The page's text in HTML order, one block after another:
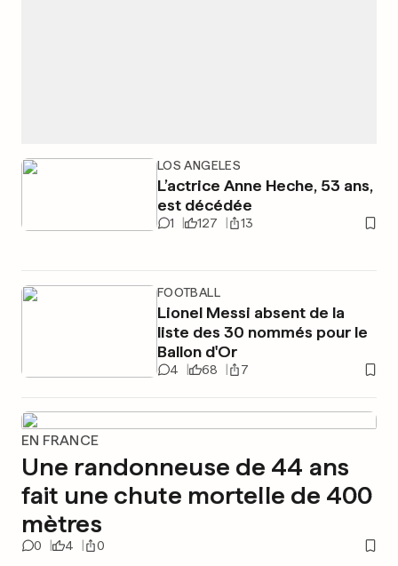
LOS ANGELES
L’actrice Anne Heche, 53 ans,
est décédée
1 127 13
FOOTBALL
Lionel Messi absent de la
liste des 30 nommés pour le
Ballon d'Or
4 68 7
EN FRANCE
Une randonneuse de 44 ans
fait une chute mortelle de 400
mètres
0 4 0